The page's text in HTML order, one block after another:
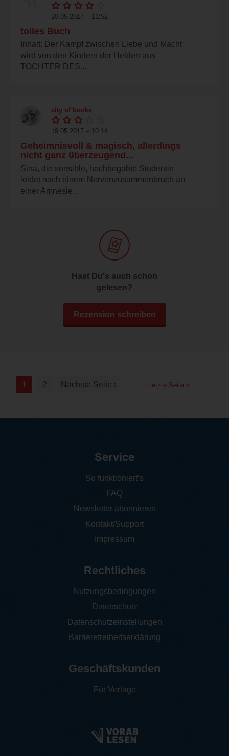
20.05.2017 – 11:52
tolles Buch
Inhalt: Der Kampf zwischen Liebe und Macht
wird von den Kindern der Helden aus
TOCHTER DES...
city of books
19.05.2017 – 10:14
Geheimnisvoll & magisch, allerdings
nicht ganz überzeugend...
Sina, die sensible, hochbegabte Studentin
leidet nach einem Nervenzusammenbruch an
einer Amnesie...
Hast Du's auch schon
gelesen?
Rezension schreiben
1 2 Nächste Seite › Letzte Seite »
Service
So funktioniert‘s
FAQ
Newsletter abonnieren
Kontakt/Support
Impressum
Rechtliches
Nutzungsbedingungen
Datenschutz
Datenschutzeinstellungen
Barrierefreiheitserklärung
Geschäftskunden
Für Verlage